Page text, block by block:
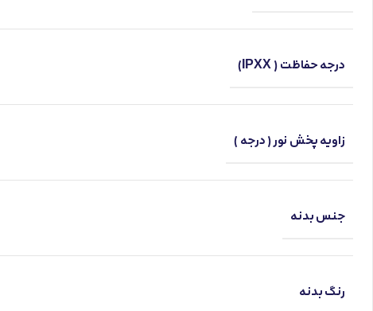
درجه حفاظت ( IPXX)
زاویه پخش نور ( درجه )
جنس بدنه
رنگ بدنه